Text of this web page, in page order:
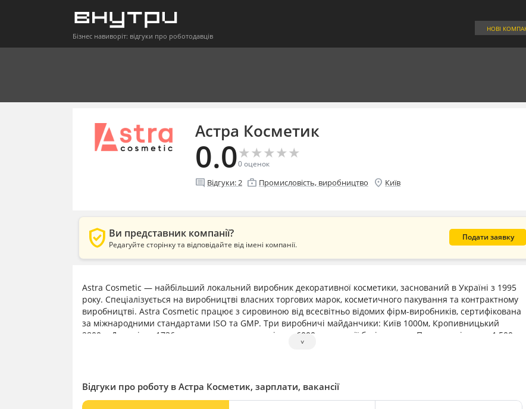
Бізнес навиворіт: відгуки про роботодавців
НОВІ
Астра Косметик
0.0★
★★
★★
★★
★★
★
0оценок
comment Відгуки:2 enterprise Промисловість, виробництво location_on Київ
verified_user Ви представник компанії?
Редагуйте сторінку та відповідайте від імені компанії.
Подати заявку
Astra Cosmetic — найбільший локальний виробник декоративної косметики, заснований в Україні з 1995
року. Спецiалiзується на виробництвi власних торгових марок, косметичного пакування та контрактному
виробництвi. Astra Cosmetic працює з сировиною від всесвітньо відомих фірм-виробників, сертифікована
за міжнародними стандартами ISO та GMP. Три виробничі майданчики: Київ 1000м, Кропивницький
2800м, Данилівка 1736м введено в експлуатацію та 6000м на стадії будівництва. Потужності понад 1 500
000 штук в місяць. Штат працівників понад 150 чоловік. Індивідуальність компанії — реалізація
дизайну. Клієнт отримує повноцінний бренд, з якого можна скласти цілу лінійку: від чорної підводки та
пудри, до кольорових тушей та рідких глітерів. Перевагою компанії є розлив мінімальними партіями (від
2000шт).
˅
Відгуки про роботу в Астра Косметик, зарплати, вакансії